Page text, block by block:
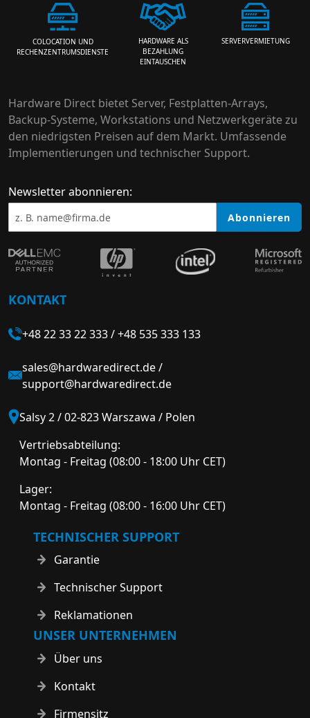
COLOCATION UND
RECHENZENTRUMSDIENSTE
HARDWARE ALS
BEZAHLUNG
EINTAUSCHEN
SERVERVERMIETUNG
Hardware Direct bietet Server, Festplatten-Arrays,
Backup-Systeme, Workstations und Netzwerkgeräte zu
den niedrigsten Preisen auf dem Markt. Umfassende
Implementierungen und technischer Support.
Newsletter abonnieren:
Abonnieren
KONTAKT
+48 22 33 22 333/+48 535 333 133
sales@hardwaredirect.de/
support@hardwaredirect.de
Salsy 2 / 02-823 Warszawa / Polen
Vertriebsabteilung:
Montag - Freitag (08:00 - 18:00 Uhr CET)
Lager:
Montag - Freitag (08:00 - 16:00 Uhr CET)
TECHNISCHER SUPPORT
Garantie
Technischer Support
Reklamationen
UNSER UNTERNEHMEN
Über uns
Kontakt
Firmensitz